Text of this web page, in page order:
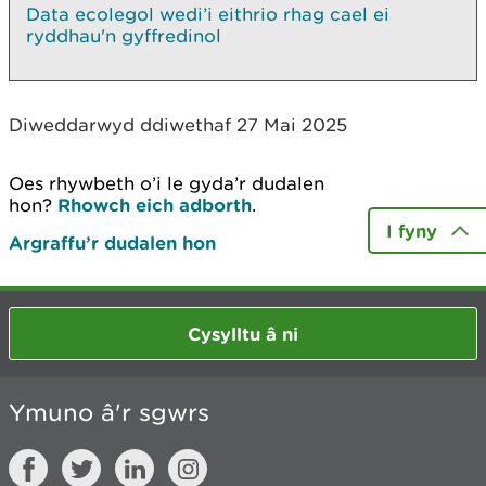
Data ecolegol wedi’i eithrio rhag cael ei
ryddhau'n gyffredinol
Diweddarwyd ddiwethaf 27 Mai 2025
Oes rhywbeth o’i le gyda’r dudalen
hon? Rhowch eich adborth.
Argraffu’r dudalen hon
I fyny
Cysylltu â ni
Ymuno â'r sgwrs